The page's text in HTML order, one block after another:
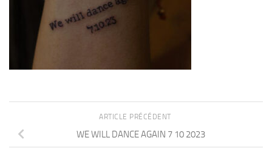
ARTICLE PRÉCÉDENT
WE WILL DANCE AGAIN 7 10 2023